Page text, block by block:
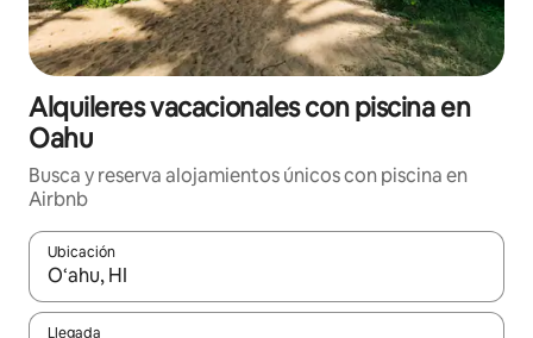
Alquileres vacacionales con piscina en
Oahu
Busca y reserva alojamientos únicos con piscina en
Airbnb
Ubicación
Cuando los resultados estén disponibles, navega con las
Llegada